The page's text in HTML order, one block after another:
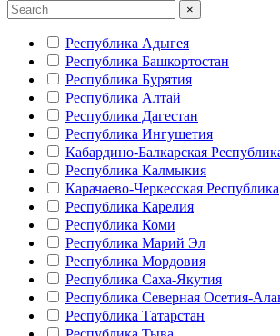
×
Республика Адыгея
Республика Башкортостан
Республика Бурятия
Республика Алтай
Республика Дагестан
Республика Ингушетия
Кабардино-Балкарская
Республика Калмыкия
Карачаево-Черкесская Республика
Республика Карелия
Республика Коми
Республика Марий Эл
Республика Мордовия
Республика Саха-Якутия
Республика Северная Осетия-
Республика Татарстан